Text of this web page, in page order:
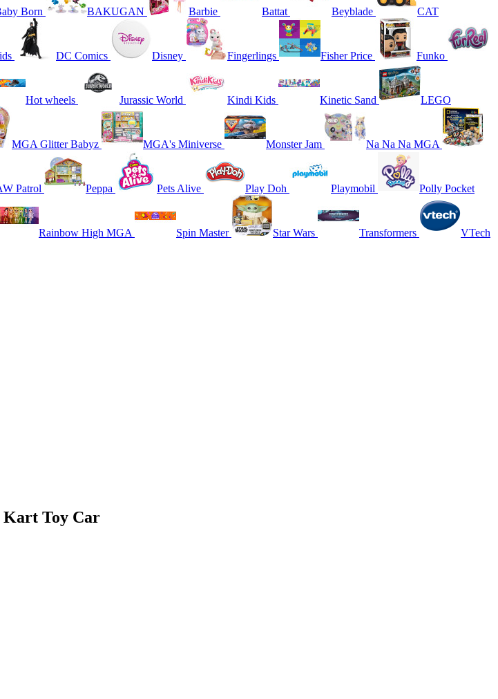
Born BAKUGAN Barbie Battat Beyblade CAT
DC Comics Disney Fingerlings Fisher Price Funko
Hot wheels Jurassic World Kindi Kids Kinetic Sand LEGO
MGA Glitter Babyz MGA's Miniverse Monster Jam Na Na Na MGA
Patrol Peppa Pets Alive Play Doh Playmobil Polly Pocket
Rainbow High MGA Spin Master Star Wars Transformers VTech
Kart Toy Car